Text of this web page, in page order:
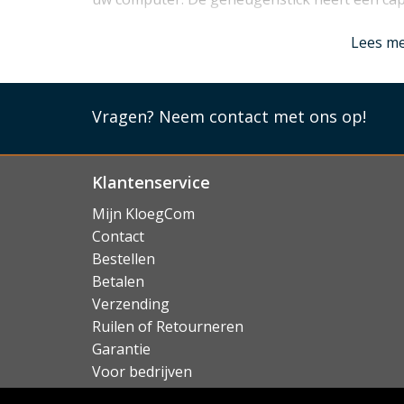
Lees
Lees
Vragen? Neem contact met ons op!
Klantenservice
Mijn KloegCom
Contact
Bestellen
Betalen
Verzending
Ruilen of Retourneren
Garantie
Voor bedrijven
Over KloegCom.nl